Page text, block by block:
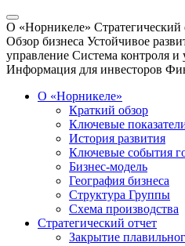
О «Норникеле» Стратегический
Обзор бизнеса Устойчивое
управление Система контроля и
Информация для инвесторов
О «Норникеле»
Краткий обзор
Ключевые
История развития
Ключевые события
Бизнес-модель
География бизнеса
Структура Группы
Схема производства
Стратегический отчет
Закрытие